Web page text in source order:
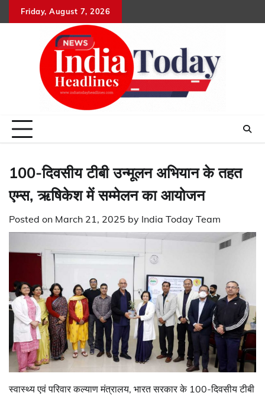
to
Friday, August 7, 2026
100-दिवसीय टीबी उन्मूलन अभियान के तहत
एम्स, ऋषिकेश में सम्मेलन का आयोजन
Posted on March 21, 2025 by India Today Team
स्वास्थ्य एवं परिवार कल्याण मंत्रालय, भारत सरकार के 100-दिवसीय टीबी